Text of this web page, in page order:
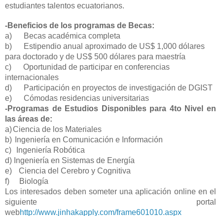
estudiantes talentos ecuatorianos.
-Beneficios de los programas de Becas:
a) Becas académica completa
b) Estipendio anual aproximado de US$ 1,000 dólares
para doctorado y de US$ 500 dólares para maestría
c) Oportunidad de participar en conferencias
internacionales
d) Participación en proyectos de investigación de DGIST
e) Cómodas residencias universitarias
-Programas de Estudios Disponibles para 4to Nivel en
las áreas de:
a)Ciencia de los Materiales
b)
Ingeniería en Comunicación e Información
c)
Ingeniería Robótica
d) Ingeniería en Sistemas de Energía
e)
Ciencia del Cerebro y Cognitiva
f)
Biología
Los interesados deben someter una aplicación online en el
siguiente portal
webhttp://www.jinhakapply.com/frame601010.aspx